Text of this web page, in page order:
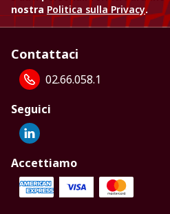
nostra Politica sulla Privacy.
Contattaci
02.66.058.1
Seguici
Accettiamo